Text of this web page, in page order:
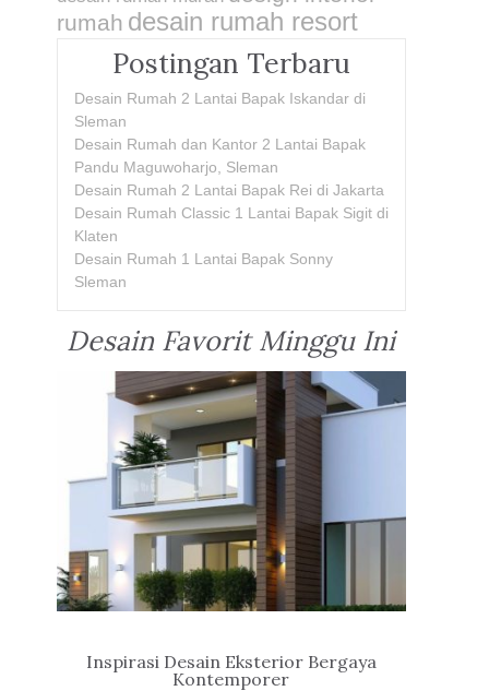
rumah desain rumah resort
Postingan Terbaru
Desain Rumah 2 Lantai Bapak Iskandar di
Sleman
Desain Rumah dan Kantor 2 Lantai Bapak
Pandu Maguwoharjo, Sleman
Desain Rumah 2 Lantai Bapak Rei di Jakarta
Desain Rumah Classic 1 Lantai Bapak Sigit di
Klaten
Desain Rumah 1 Lantai Bapak Sonny
Sleman
Desain Favorit Minggu Ini
Inspirasi Desain Eksterior Bergaya
Kontemporer